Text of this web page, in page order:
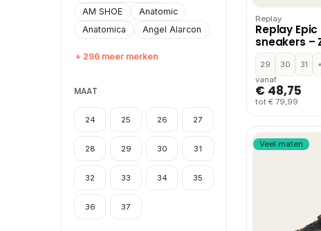
AM SHOE
Anatomic
Anatomica
Angel Alarcon
+ 296 meer merken
MAAT
24 25 26 27
28 29 30 31
32 33 34 35
36 37
Replay
Replay
sneakers –
29 30 31
vanaf
€ 48,75
tot € 79,99
Veel maten